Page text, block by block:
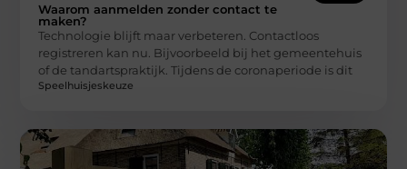
Waarom aanmelden zonder contact te
maken?
Technologie blijft maar verbeteren. Contactloos
registreren kan nu. Bijvoorbeeld bij het gemeentehuis
of de tandartspraktijk. Tijdens de coronaperiode is dit
Speelhuisjeskeuze